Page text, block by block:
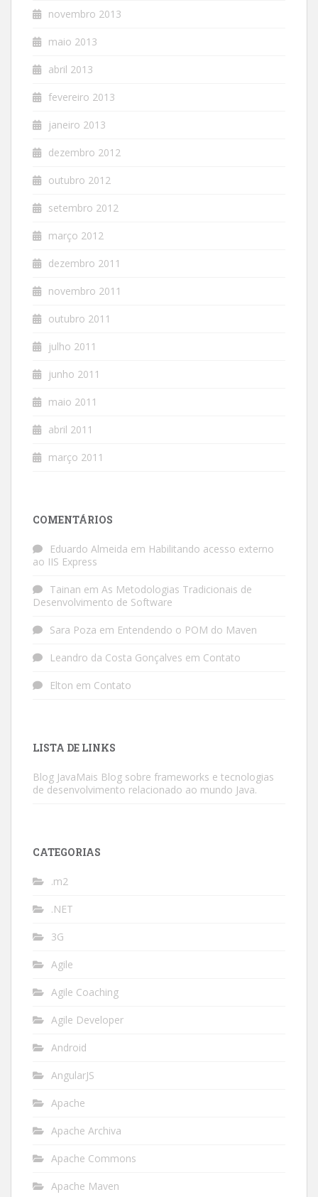
novembro 2013
maio 2013
abril 2013
fevereiro 2013
janeiro 2013
dezembro 2012
outubro 2012
setembro 2012
março 2012
dezembro 2011
novembro 2011
outubro 2011
julho 2011
junho 2011
maio 2011
abril 2011
março 2011
COMENTÁRIOS
Eduardo Almeida em Habilitando acesso externo
ao IIS Express
Tainan em As Metodologias Tradicionais de
Desenvolvimento de Software
Sara Poza em Entendendo o POM do Maven
Leandro da Costa Gonçalves em Contato
Elton em Contato
LISTA DE LINKS
Blog JavaMais Blog sobre frameworks e tecnologias
de desenvolvimento relacionado ao mundo Java.
CATEGORIAS
.m2
.NET
3G
Agile
Agile Coaching
Agile Developer
Android
AngularJS
Apache
Apache Archiva
Apache Commons
Apache Maven